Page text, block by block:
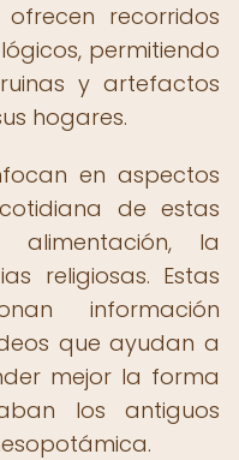
recorridos
permitiendo
y artefactos
hogares.
en aspectos
de estas
alimentación, la
religiosas. Estas
información
que ayudan a
mejor la forma
los antiguos